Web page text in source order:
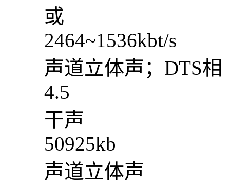
或
2464~1536kbt/s
声道立体声；DTS相
4.5
干声
50925kb
声道立体声